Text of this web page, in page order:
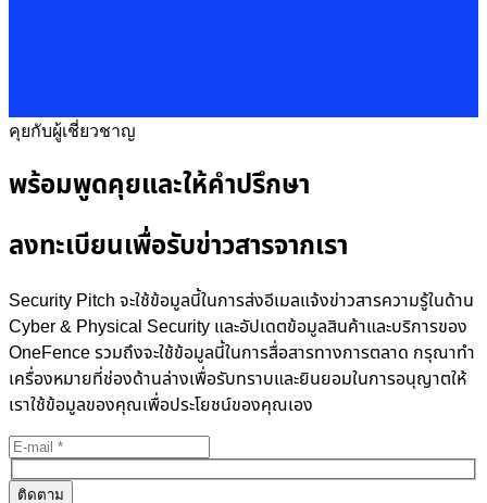
คุยกับผู้เชี่ยวชาญ
พร้อมพูดคุยและให้คำปรึกษา
ลงทะเบียนเพื่อรับข่าวสารจากเรา
Security Pitch จะใช้ข้อมูลนี้ในการส่งอีเมลแจ้งข่าวสารความรู้ในด้าน
Cyber & Physical Security และอัปเดตข้อมูลสินค้าและบริการของ
OneFence รวมถึงจะใช้ข้อมูลนี้ในการสื่อสารทางการตลาด กรุณาทำ
เครื่องหมายที่ช่องด้านล่างเพื่อรับทราบและยินยอมในการอนุญาตให้
เราใช้ข้อมูลของคุณเพื่อประโยชน์ของคุณเอง